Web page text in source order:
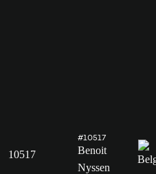
10517
#10517
Benoit
Nyssen